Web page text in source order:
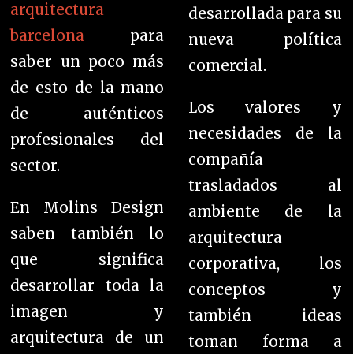
arquitectura
barcelona para
saber un poco más
de esto de la mano
de auténticos
profesionales del
sector.
En Molins Design
saben también lo
que significa
desarrollar toda la
imagen y
arquitectura de un
desarrollada para su
nueva política
comercial.
Los valores y
necesidades de la
compañía
trasladados al
ambiente de la
arquitectura
corporativa, los
conceptos y
también ideas
toman forma a